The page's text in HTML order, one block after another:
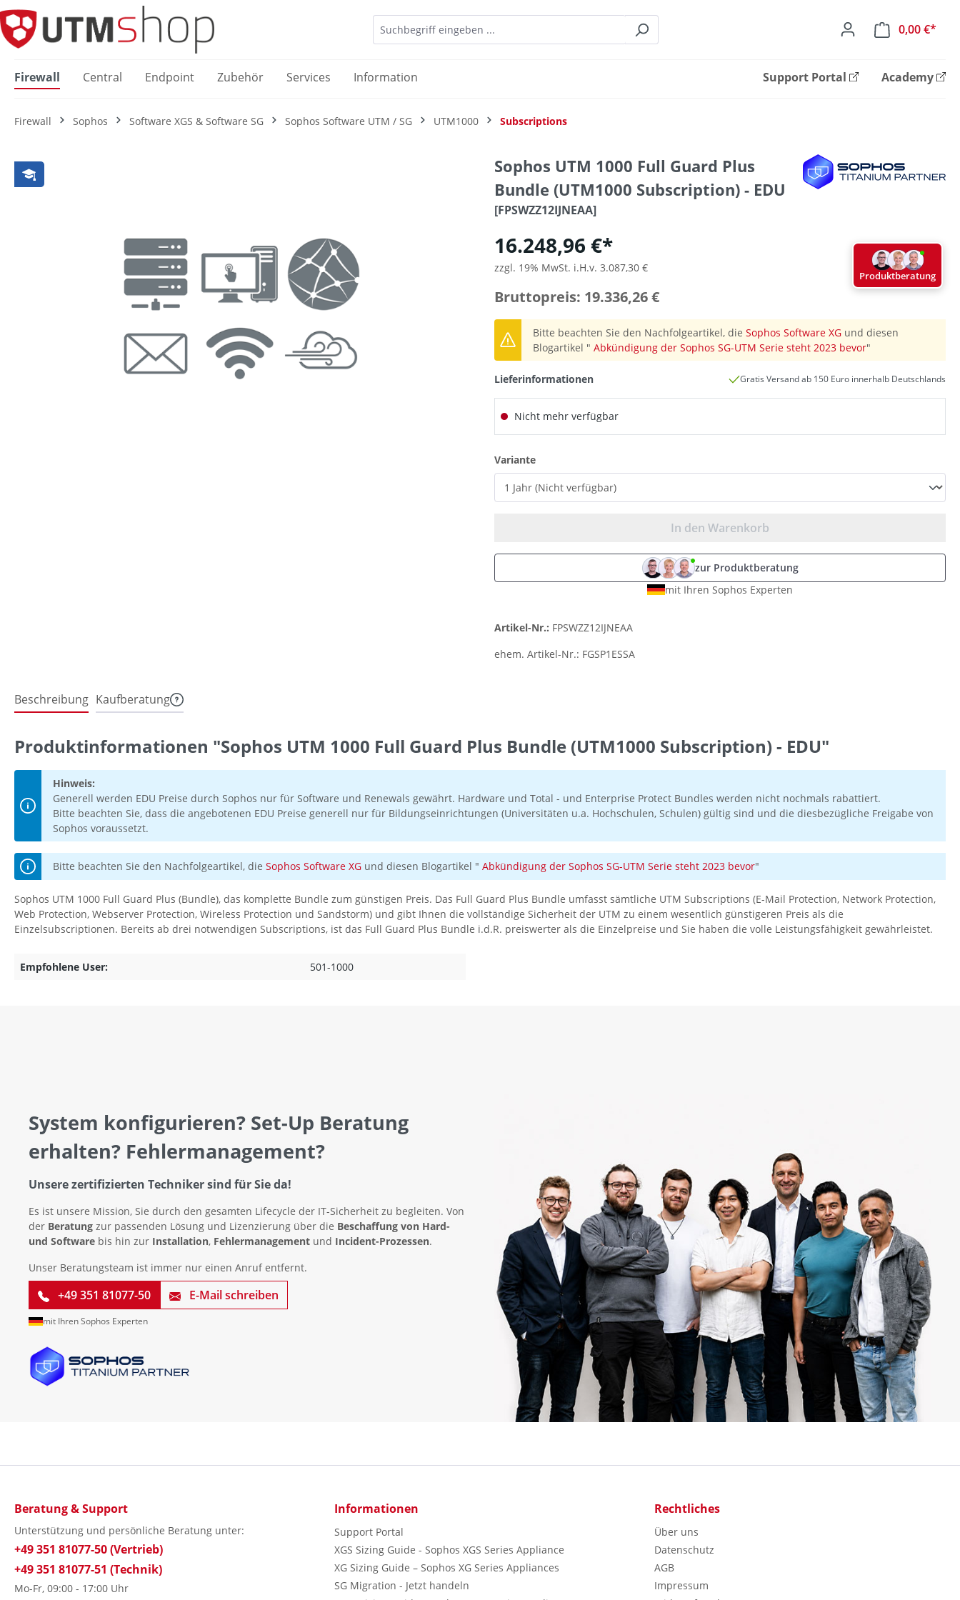
Zur Hauptnavigation springen
0,00 €*
Firewall Central Endpoint Zubehör Services Information Support Portal Academy
Firewall Sophos Software XGS & Software SG Sophos Software UTM / SG UTM1000 Subscriptions
Bildergalerie überspringen
Sophos UTM 1000 Full Guard Plus
Bundle (UTM1000 Subscription) - EDU
[FPSWZZ12IJNEAA]
16.248,96 €*
zzgl. 19% MwSt. i.H.v. 3.087,30 €
Bruttopreis: 19.336,26 €
Bitte beachten Sie den Nachfolgeartikel, die Sophos Software XG und diesen
Blogartikel " Abkündigung der Sophos SG-UTM Serie steht 2023 bevor"
Lieferinformationen Gratis Versand ab 150 Euro innerhalb Deutschlands
Nicht mehr verfügbar
Varianteauswählen
In den Warenkorb
zur Produktberatung
mit Ihren Sophos Experten
Artikel-Nr.: FPSWZZ12IJNEAA
ehem. Artikel-Nr.: FGSP1ESSA
Beschreibung Kaufberatung
Produktinformationen "Sophos UTM 1000 Full Guard Plus Bundle (UTM1000 Subscription) - EDU"
Hinweis:
Generell werden EDU Preise durch Sophos nur für Software und Renewals gewährt. Hardware und Total - und Enterprise Protect Bundles werden nicht nochmals rabattiert.
Bitte beachten Sie, dass die angebotenen EDU Preise generell nur für Bildungseinrichtungen (Universitäten u.a. Hochschulen, Schulen) gültig sind und die diesbezügliche Freigabe von
Sophos voraussetzt.
Bitte beachten Sie den Nachfolgeartikel, die Sophos Software XG und diesen Blogartikel " Abkündigung der Sophos SG-UTM Serie steht 2023 bevor"
Sophos UTM 1000 Full Guard Plus (Bundle), das komplette Bundle zum günstigen Preis. Das Full Guard Plus Bundle umfasst sämtliche UTM Subscriptions (E-Mail Protection, Network Protection,
Web Protection, Webserver Protection, Wireless Protection und Sandstorm) und gibt Ihnen die vollständige Sicherheit der UTM zu einem wesentlich günstigeren Preis als die
Einzelsubscriptionen. Bereits ab drei notwendigen Subscriptions, ist das Full Guard Plus Bundle i.d.R. preiswerter als die Einzelpreise und Sie haben die volle Leistungsfähigkeit gewährleistet.
Empfohlene User: 501-1000
System konfigurieren? Set-Up Beratung
erhalten? Fehlermanagement?
Unsere zertifizierten Techniker sind für Sie da!
Es ist unsere Mission, Sie durch den gesamten Lifecycle der IT-Sicherheit zu begleiten. Von
der Beratung zur passenden Lösung und Lizenzierung über die Beschaffung von Hard-
und Software bis hin zur Installation, Fehlermanagement und Incident-Prozessen.
Unser Beratungsteam ist immer nur einen Anruf entfernt.
+49 351 81077-50 E-Mail schreiben
mit Ihren Sophos Experten
Beratung & Support
Unterstützung und persönliche Beratung unter:
+49 351 81077-50 (Vertrieb)
+49 351 81077-51 (Technik)
Mo-Fr, 09:00 - 17:00 Uhr
Informationen
Support Portal
XGS Sizing Guide - Sophos XGS Series Appliance
XG Sizing Guide – Sophos XG Series Appliances
SG Migration - Jetzt handeln
Rechtliches
Über uns
Datenschutz
AGB
Impressum
Produktberatung